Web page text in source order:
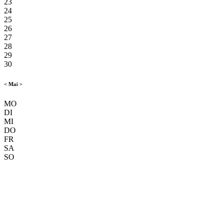
24
25
26
27
28
29
30
< Mai >
MO
DI
MI
DO
FR
SA
SO